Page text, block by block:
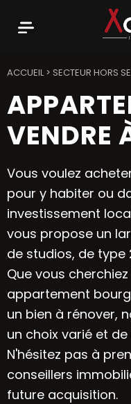
ACCUEIL> SECTEUR HORS
VENDRE
Vous voulez
pour y habiter ou
investissement
vous propose un
de studios, de type
Que vous
appartement
un bien à rénover,
un choix varié et
N'hésitez pas à
conseillers
future acquisition.